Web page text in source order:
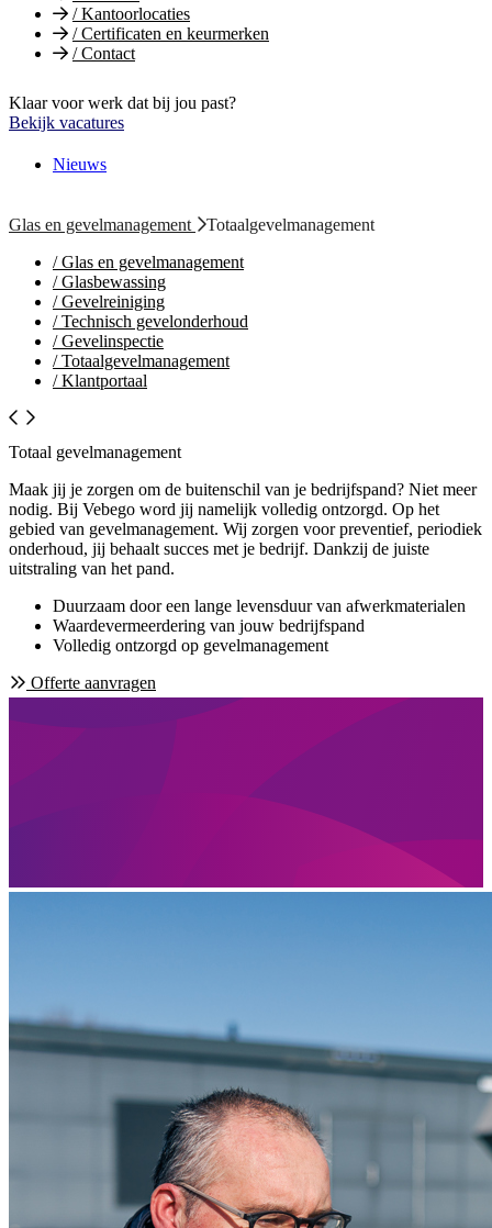
/Kantoorlocaties
/Certificaten en keurmerken
/Contact
Klaar voor werk dat bij jou past?
Bekijk vacatures
Nieuws
Glas en gevelmanagement
Totaalgevelmanagement
/Glas en gevelmanagement
/Glasbewassing
/Gevelreiniging
/Technisch gevelonderhoud
/Gevelinspectie
/Totaalgevelmanagement
/Klantportaal
Totaal gevelmanagement
Maak jij je zorgen om de buitenschil van je bedrijfspand? Niet meer
nodig. Bij Vebego word jij namelijk volledig ontzorgd. Op het
gebied van gevelmanagement. Wij zorgen voor preventief, periodiek
onderhoud, jij behaalt succes met je bedrijf. Dankzij de juiste
uitstraling van het pand.
Duurzaam door een lange levensduur van afwerkmaterialen
Waardevermeerdering van jouw bedrijfspand
Volledig ontzorgd op gevelmanagement
Offerte aanvragen